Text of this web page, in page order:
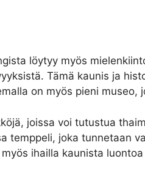
löytyy myös
Tämä kaunis ja
on myös pieni
joissa voi tutustua
temppeli, joka tunnetaan
ihailla kaunista